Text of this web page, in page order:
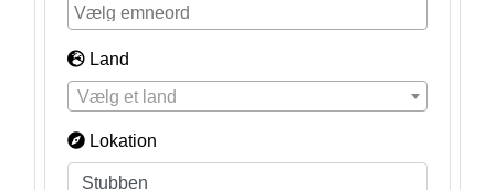
Land
Vælg et land
Lokation